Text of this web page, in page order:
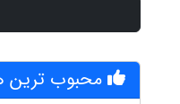
محبوب ترین